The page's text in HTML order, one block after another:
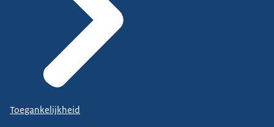
Toegankelijkheid